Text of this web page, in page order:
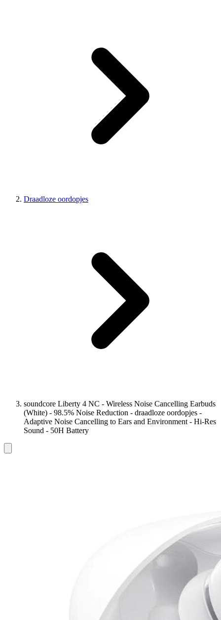
Draadloze oordopjes
soundcore Liberty 4 NC - Wireless Noise Cancelling Earbuds
(White) - 98.5% Noise Reduction - draadloze oordopjes -
Adaptive Noise Cancelling to Ears and Environment - Hi-Res
Sound - 50H Battery